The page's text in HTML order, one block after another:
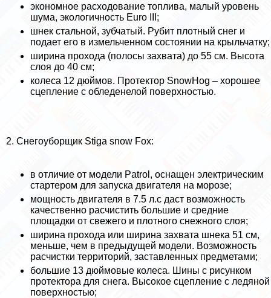
экономное расходование топлива, малый уровень
шума, экологичность Euro III;
шнек стальной, зубчатый. Рубит плотный снег и
подает его в измельченном состоянии на крыльчатку;
ширина прохода (полосы захвата) до 55 см. Высота
слоя до 40 см;
колеса 12 дюймов. Протектор SnowHog – хорошее
сцепление с обледенелой поверхностью.
2. Снегоуборщик Stiga snow Fox:
в отличие от модели Patrol, оснащен электрическим
стартером для запуска двигателя на морозе;
мощность двигателя в 7.5 л.с даст возможность
качественно расчистить большие и средние
площадки от свежего и плотного снежного слоя;
ширина прохода или ширина захвата шнека 51 см,
меньше, чем в предыдущей модели. Возможность
расчистки территорий, заставленных предметами;
большие 13 дюймовые колеса. Шины с рисунком
протектора для снега. Высокое сцепление с ледяной
поверхностью;